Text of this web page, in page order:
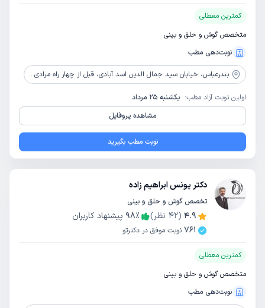
کمترین معطلی
متخصص گوش و حلق و بینی
نوبت‌دهی مطب
بندرعباس، خیابان سید جمال الدین اسد آبادی، قبل از چهار راه مرادی، ساختمان پارسیان ، طبقه پنجم
اولین نوبت آزاد مطب: یکشنبه 25 مرداد
مشاهده پروفایل
نوبت مطب بگیرید
دکتر یونس ابراهیم زاده
تخصص گوش و حلق و بینی
4.9
(
42 نظر) 98٪
پیشنهاد کاربران
761 نوبت موفق در دکترتو
کمترین معطلی
متخصص گوش و حلق و بینی
نوبت‌دهی مطب